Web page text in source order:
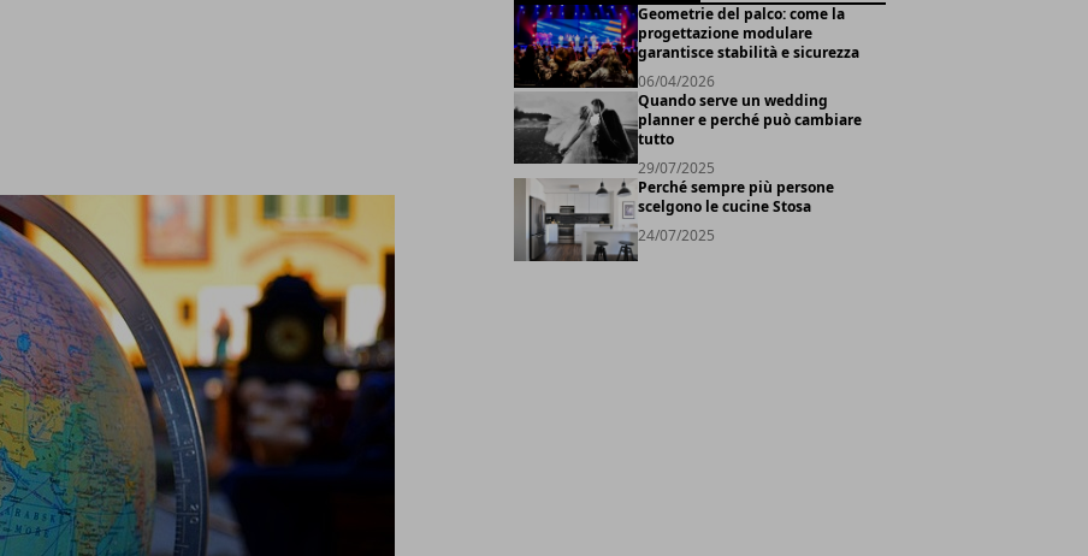
Geometrie del palco: come la
progettazione modulare
garantisce stabilità e sicurezza
06/04/2026
Quando serve un wedding
planner e perché può cambiare
tutto
29/07/2025
Perché sempre più persone
scelgono le cucine Stosa
24/07/2025